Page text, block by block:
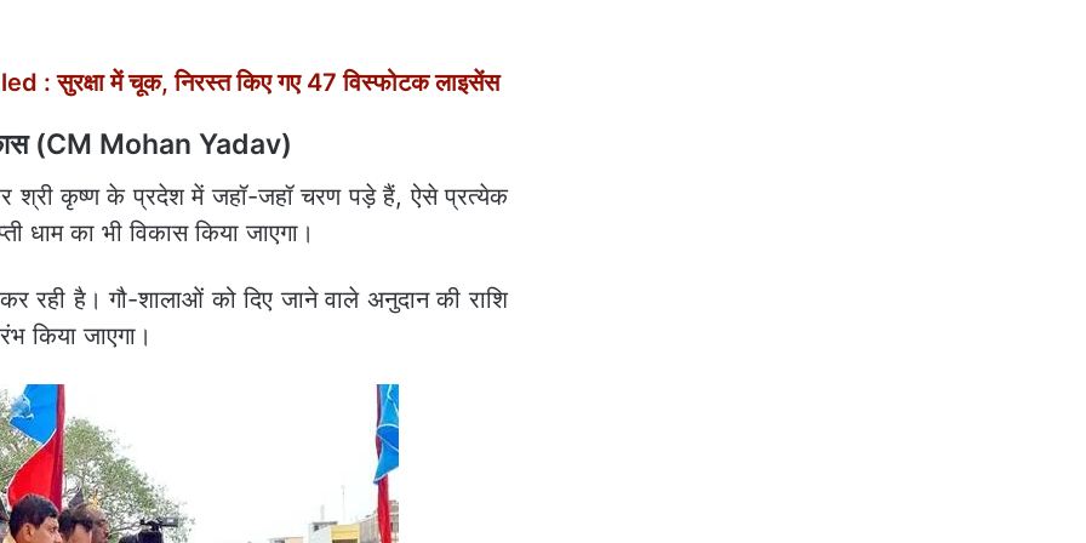
सुरक्षा में चूक, निरस्त किए गए 47 विस्फोटक लाइसेंस
(CM Mohan Yadav)
श्री कृष्ण के प्रदेश में जहॉ-जहॉ चरण पड़े हैं, ऐसे प्रत्येक
धाम का भी विकास किया जाएगा।
रही है। गौ-शालाओं को दिए जाने वाले अनुदान की राशि
किया जाएगा।